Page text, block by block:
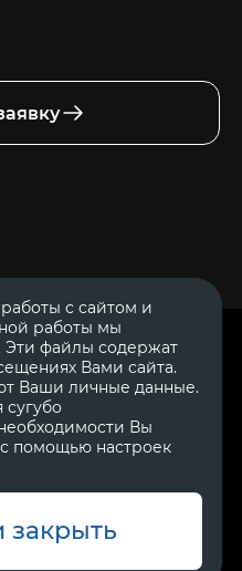
Все права защищены.
данный Интернет-сайт
характер и ни при
офертой, определяемой
Кодекса Российской
информации о
Для получения
и ремонте
оборудовании,
специалистам автосалонов
с сайтом и
работы мы
Эти файлы содержат
Вами сайта.
Ваши личные данные.
Вы
помощью настроек
закрыть